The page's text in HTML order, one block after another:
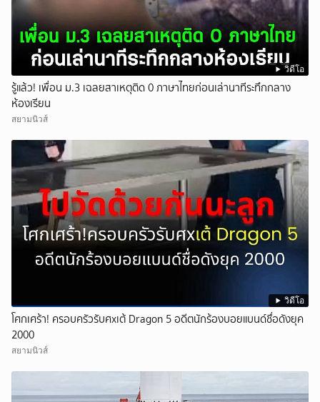
วิดีโอ
รู้แล้ว! เพื่อน ม.3 เฉลยสาเหตุติด 0 ภาษาไทยก่อนเล่านาทีระทึกกลาง
ห้องเรียน
สยามนิวส์
วิดีโอ
โศกเศร้า! ครอบครัวรับศxเต้ Dragon 5 อดีตนักร้องบอยแบนด์ชื่อดังยุค
2000
สยามนิวส์